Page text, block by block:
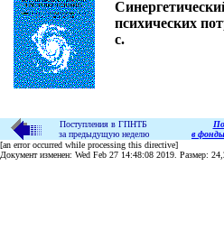
психических
с.
Поступления в ГПНТБ
за предыдущую неделю
в
[an error occurred while processing this directive]
Документ изменен: Wed Feb 27 14:48:08 2019. Размер: